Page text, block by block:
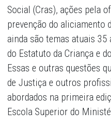
Social (Cras), ações pela
prevenção do aliciamento
ainda são temas atuais
do Estatuto da Criança e
Essas e outras questões
de Justiça e outros
abordados na primeira
Escola Superior do